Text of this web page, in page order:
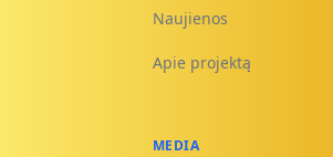
Naujienos
Apie projektą
MEDIA